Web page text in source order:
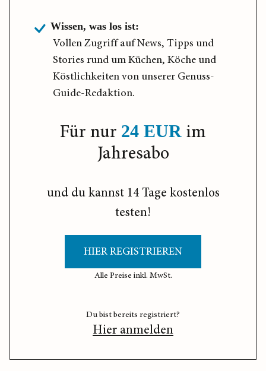
Wissen, was los ist:
Vollen Zugriff auf News, Tipps und
Stories rund um Küchen, Köche und
Köstlichkeiten von unserer Genuss-
Guide-Redaktion.
Für nur 24 EUR im
Jahresabo
und du kannst 14 Tage kostenlos
testen!
HIER REGISTRIEREN
Alle Preise inkl. MwSt.
Du bist bereits registriert?
Hier anmelden